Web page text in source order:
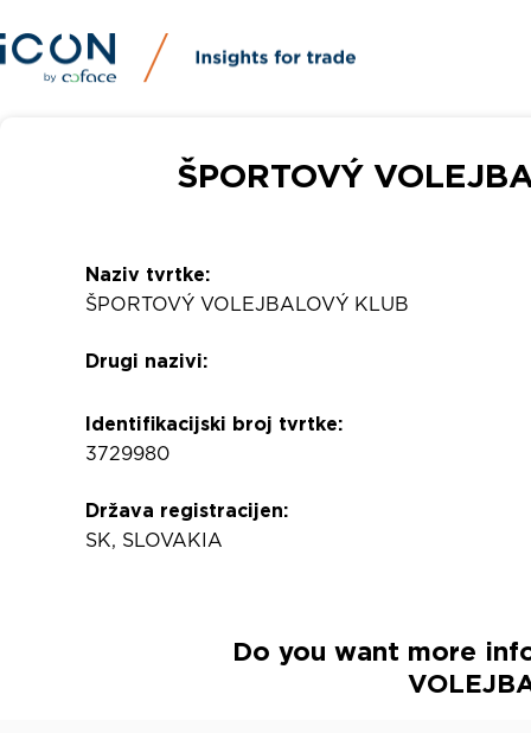
ŠPORTOVÝ
Naziv tvrtke:
ŠPORTOVÝ VOLEJBALOVÝ KLUB
Drugi nazivi:
Identifikacijski broj tvrtke:
3729980
Država registracijen:
SK, SLOVAKIA
Do you want more